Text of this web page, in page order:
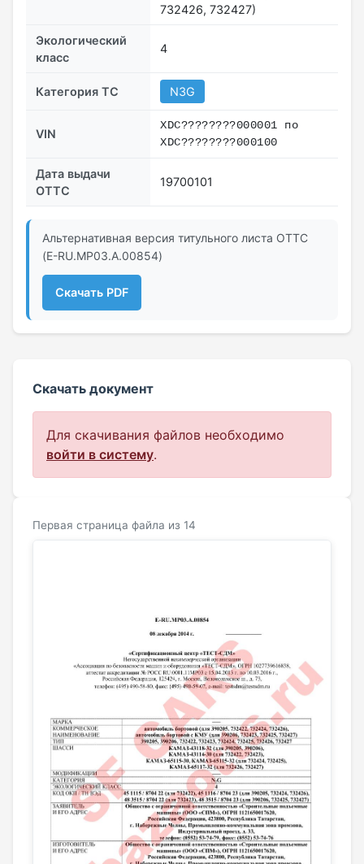
732426, 732427)
Экологический
класс
4
Категория ТС N3G
VIN
ХDC????????000001 по
ХDC????????000100
Дата выдачи
ОТТС
19700101
Альтернативная версия титульного листа ОТТС
(E-RU.МР03.A.00854)
Скачать PDF
Скачать документ
Для скачивания файлов необходимо
войти в систему.
Первая страница файла из 14